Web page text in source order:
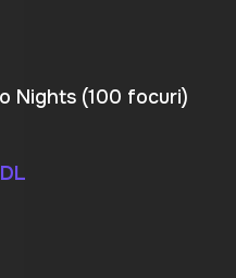
Nights (100 focuri)